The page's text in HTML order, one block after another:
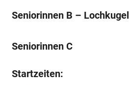
Seniorinnen B – Lochkugel
Seniorinnen C
Startzeiten: